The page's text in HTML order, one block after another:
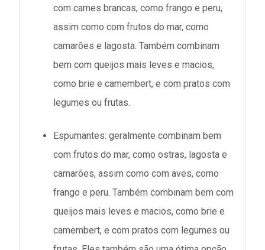
com carnes brancas, como frango e peru,
assim como com frutos do mar, como
camarões e lagosta. Também combinam
bem com queijos mais leves e macios,
como brie e camembert, e com pratos com
legumes ou frutas.
Espumantes: geralmente combinam bem
com frutos do mar, como ostras, lagosta e
camarões, assim como com aves, como
frango e peru. Também combinam bem com
queijos mais leves e macios, como brie e
camembert, e com pratos com legumes ou